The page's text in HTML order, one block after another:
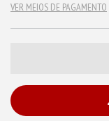
VER MEIOS DE PAGAMENTO